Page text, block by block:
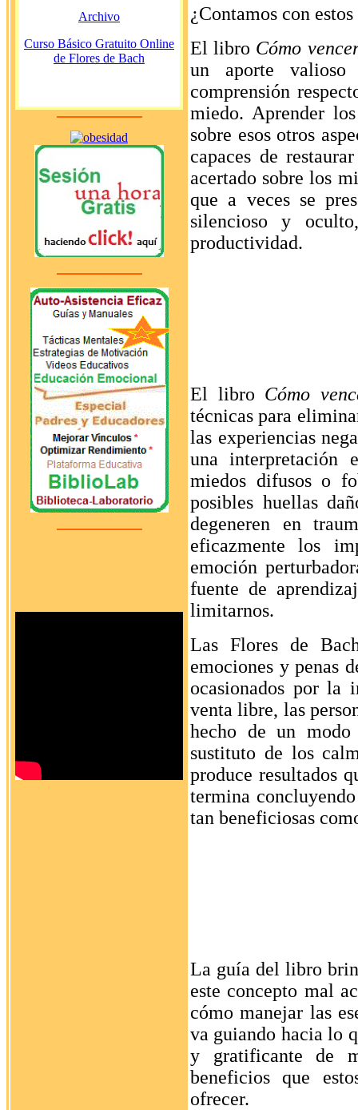
Archivo
Curso Básico Gratuito Online
de Flores de Bach
¿Contamos con
El libro Cómo
un aporte valioso
comprensión
miedo. Aprender
sobre esos otros
capaces de
acertado sobre los
que a veces se
silencioso y oculto,
productividad.
El libro Cómo
técnicas para
las experiencias
una interpretación
miedos difusos o
posibles huellas
degeneren en
eficazmente los
emoción
fuente de
limitarnos.
Las Flores de
emociones y penas
ocasionados por la
venta libre, las
hecho de un
sustituto de los
produce resultados
termina
tan beneficiosas
La guía del libro
este concepto mal
cómo manejar las
va guiando hacia lo
y gratificante de
beneficios que
ofrecer.